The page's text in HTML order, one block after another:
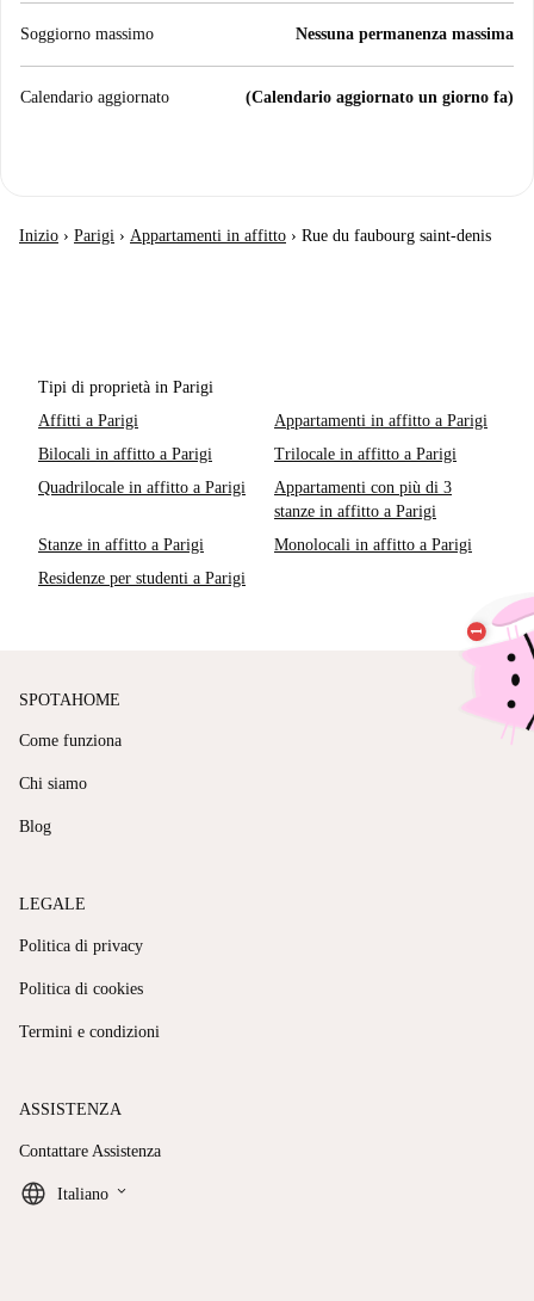
Soggiorno massimo Nessuna permanenza massima
Calendario aggiornato (Calendario aggiornato un giorno fa)
Inizio › Parigi › Appartamenti in affitto › Rue du faubourg saint-denis
Tipi di proprietà in Parigi
Affitti a Parigi
Appartamenti in affitto a Parigi
Bilocali in affitto a Parigi
Trilocale in affitto a Parigi
Quadrilocale in affitto a Parigi
Appartamenti con più di 3
stanze in affitto a Parigi
Stanze in affitto a Parigi
Monolocali in affitto a Parigi
Residenze per studenti a Parigi
SPOTAHOME
Come funziona
Chi siamo
Blog
LEGALE
Politica di privacy
Politica di cookies
Termini e condizioni
ASSISTENZA
Contattare Assistenza
Italiano keyboard_arrow_down